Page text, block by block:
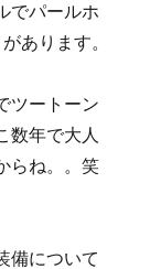
でパールホ
あります。
ツートーン
数年で大人
らね。。笑
備について